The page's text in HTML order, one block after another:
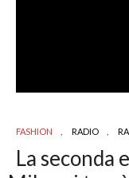
FASHION , RADIO ,
La seconda